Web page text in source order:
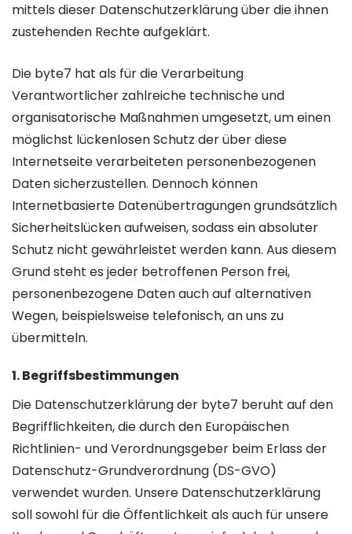
mittels dieser Datenschutzerklärung über die ihnen
zustehenden Rechte aufgeklärt.
Die byte7 hat als für die Verarbeitung
Verantwortlicher zahlreiche technische und
organisatorische Maßnahmen umgesetzt, um einen
möglichst lückenlosen Schutz der über diese
Internetseite verarbeiteten personenbezogenen
Daten sicherzustellen. Dennoch können
Internetbasierte Datenübertragungen grundsätzlich
Sicherheitslücken aufweisen, sodass ein absoluter
Schutz nicht gewährleistet werden kann. Aus diesem
Grund steht es jeder betroffenen Person frei,
personenbezogene Daten auch auf alternativen
Wegen, beispielsweise telefonisch, an uns zu
übermitteln.
1. Begriffsbestimmungen
Die Datenschutzerklärung der byte7 beruht auf den
Begrifflichkeiten, die durch den Europäischen
Richtlinien- und Verordnungsgeber beim Erlass der
Datenschutz-Grundverordnung (DS-GVO)
verwendet wurden. Unsere Datenschutzerklärung
soll sowohl für die Öffentlichkeit als auch für unsere